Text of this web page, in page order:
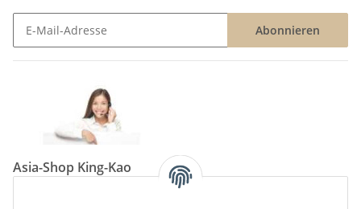
Abonnieren
Asia-Shop King-Kao